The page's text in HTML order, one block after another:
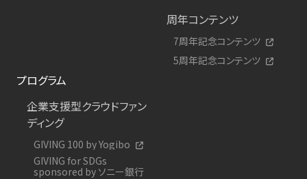
周年コンテンツ
7周年記念コンテンツ
5周年記念コンテンツ
プログラム
企業支援型クラウドファン
ディング
GIVING 100 by Yogibo
GIVING for SDGs
sponsored by ソニー銀行